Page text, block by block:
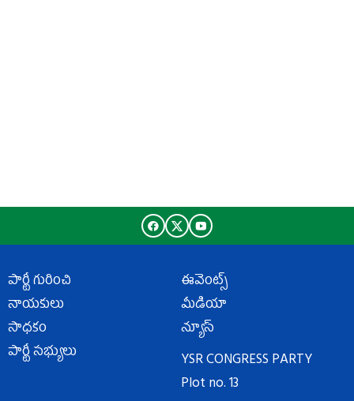
పార్టీ గురించి
నాయకులు
సాధకం
పార్టీ సభ్యులు
ఈవెంట్స్
మీడియా
న్యూస్
YSR CONGRESS PARTY
Plot no. 13